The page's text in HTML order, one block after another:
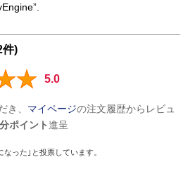
件)
5.0
き、 マイページの注文履歴からレビュ
ポイント進呈
った｣と投票しています。